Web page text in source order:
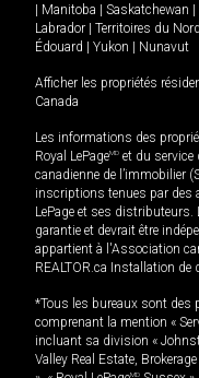
Manitoba Saskatchewan
Labrador
Territoires du
Édouard
Yukon Nunavut
Afficher les propriétés
Canada
Les informations des
Royal LePageMD et du
canadienne de l’immobilier
inscriptions tenues par des
LePage et ses
garantie et devrait être
appartient à l'Association
REALTOR.ca Installation
*Tous les bureaux sont des
comprenant la mention «
incluant sa division «
Valley Real Estate, Brokerage
MD